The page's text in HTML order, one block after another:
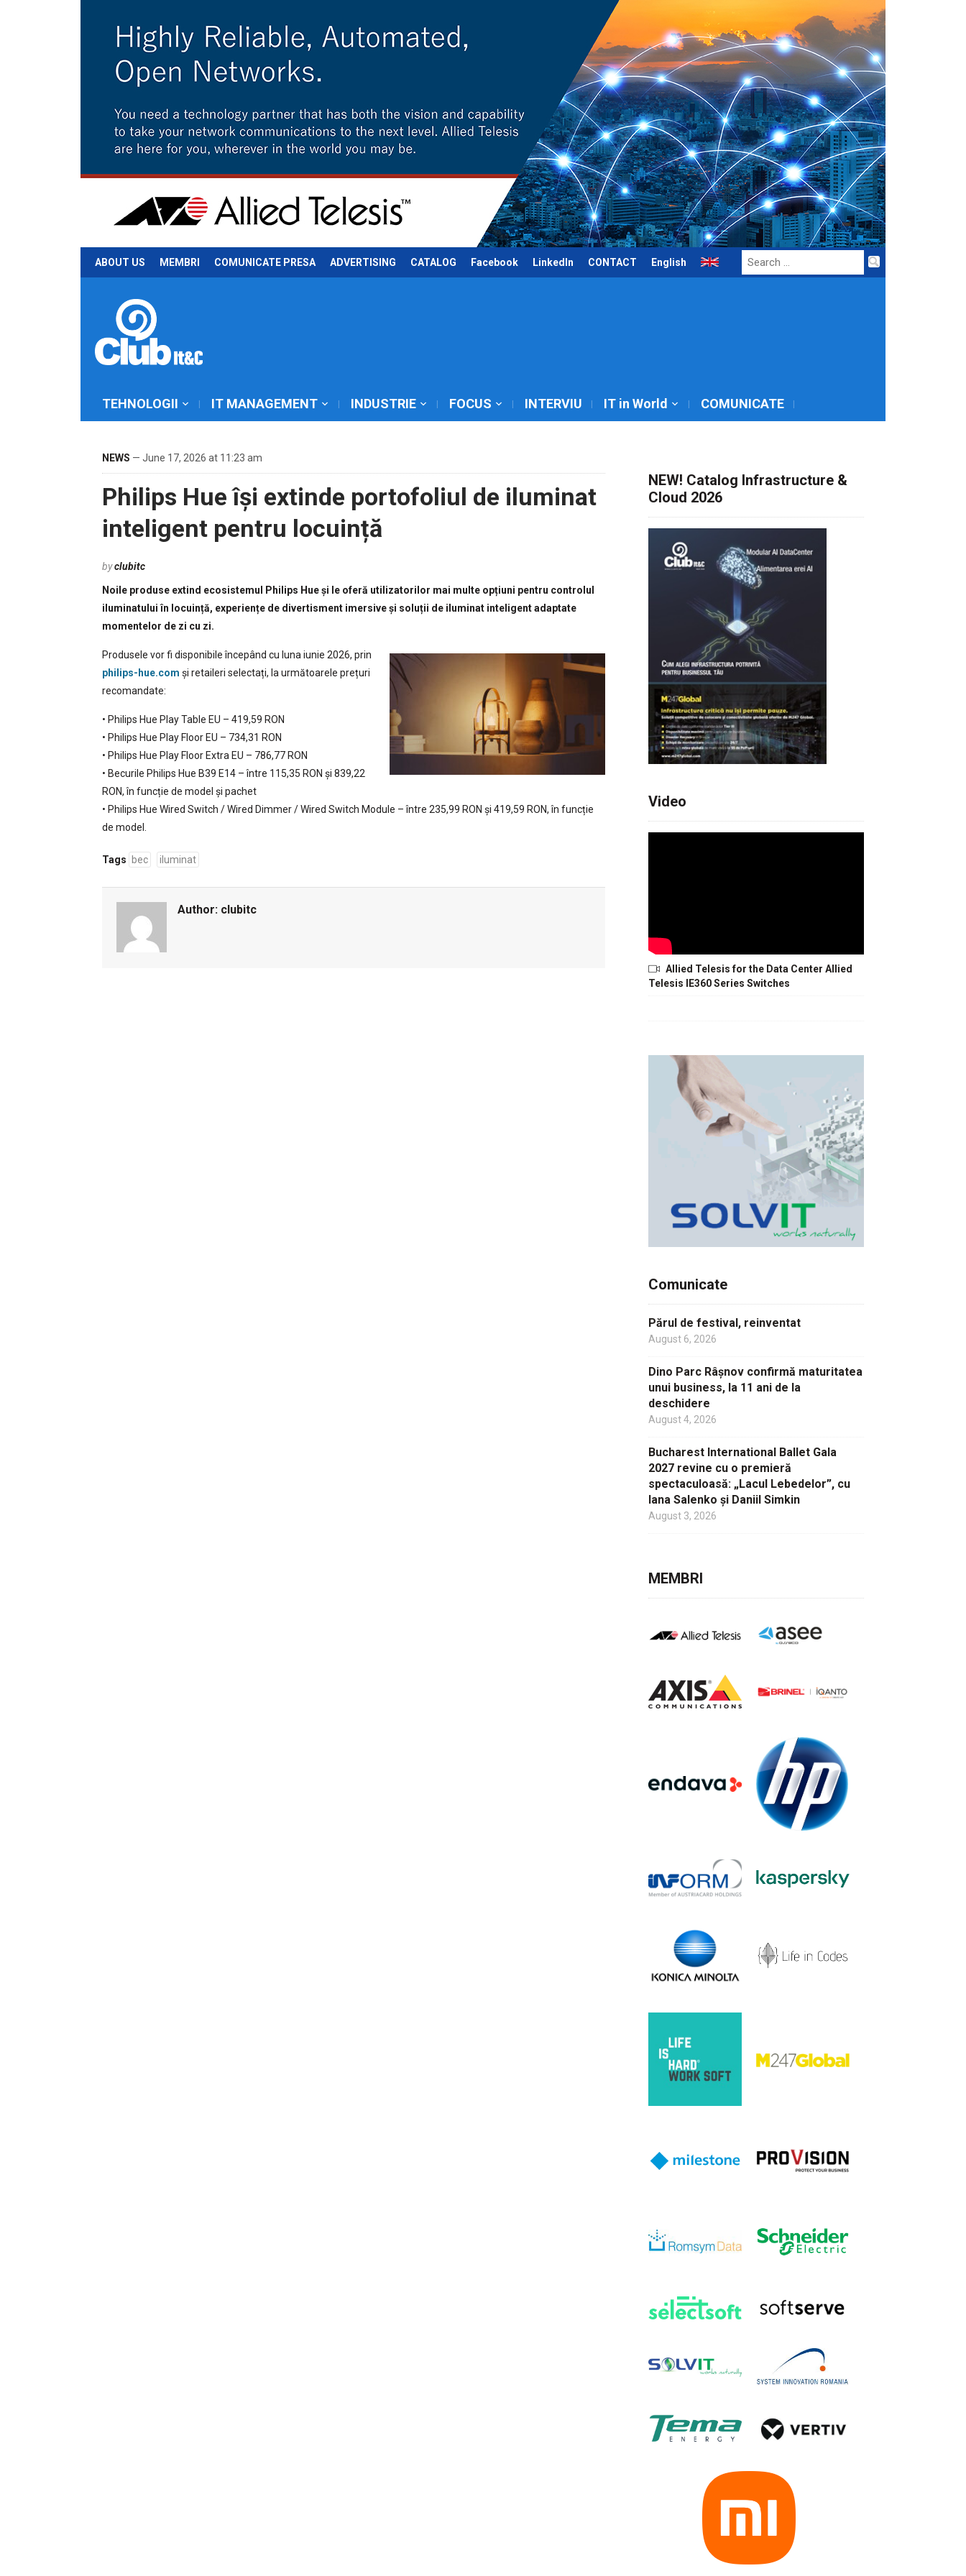
ABOUT US MEMBRI COMUNICATE PRESA ADVERTISING CATALOG Facebook LinkedIn CONTACT English
Search
for:
TEHNOLOGII IT MANAGEMENT INDUSTRIE FOCUS INTERVIU IT in World COMUNICATE
NEWS — June 17, 2026 at 11:23 am
Philips Hue își extinde portofoliul de iluminat
inteligent pentru locuință
byclubitc
Noile produse extind ecosistemul Philips Hue și le oferă utilizatorilor mai multe opțiuni pentru controlul
iluminatului în locuință, experiențe de divertisment imersive și soluții de iluminat inteligent adaptate
momentelor de zi cu zi.
Produsele vor fi disponibile începând cu luna iunie 2026, prin
philips-hue.com și retaileri selectați, la următoarele prețuri
recomandate:
• Philips Hue Play Table EU – 419,59 RON
• Philips Hue Play Floor EU – 734,31 RON
• Philips Hue Play Floor Extra EU – 786,77 RON
• Becurile Philips Hue B39 E14 – între 115,35 RON și 839,22
RON, în funcție de model și pachet
• Philips Hue Wired Switch / Wired Dimmer / Wired Switch Module – între 235,99 RON și 419,59 RON, în funcție
de model.
Tags bec iluminat
Author: clubitc
NEW! Catalog Infrastructure &
Cloud 2026
Video
Allied Telesis for the Data Center Allied
Telesis IE360 Series Switches
Comunicate
Părul de festival, reinventat
August 6, 2026
Dino Parc Râșnov confirmă maturitatea
unui business, la 11 ani de la
deschidere
August 4, 2026
Bucharest International Ballet Gala
2027 revine cu o premieră
spectaculoasă: „Lacul Lebedelor”, cu
Iana Salenko și Daniil Simkin
August 3, 2026
MEMBRI